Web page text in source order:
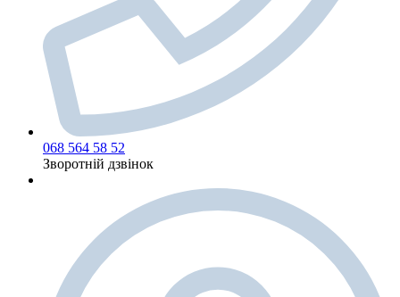
068 564 58 52
Зворотній дзвінок